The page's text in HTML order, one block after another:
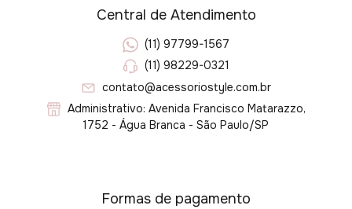
Central de Atendimento
(11) 97799-1567
(11) 98229-0321
contato@acessoriostyle.com.br
Administrativo: Avenida Francisco Matarazzo,
1752 - Água Branca - São Paulo/SP
Formas de pagamento